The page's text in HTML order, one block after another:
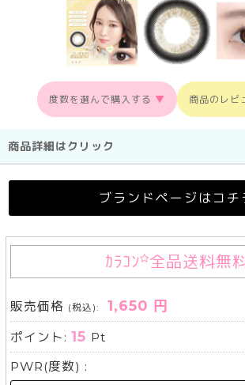
度数を選んで購入する ▼ 商品のレビ
商品詳細はクリック
ブランドページはコチ
ｶﾗｺﾝ 全品送料無
販売価格 (税込): 1,650 円
ポイント:15 Pt
PWR(度数) :